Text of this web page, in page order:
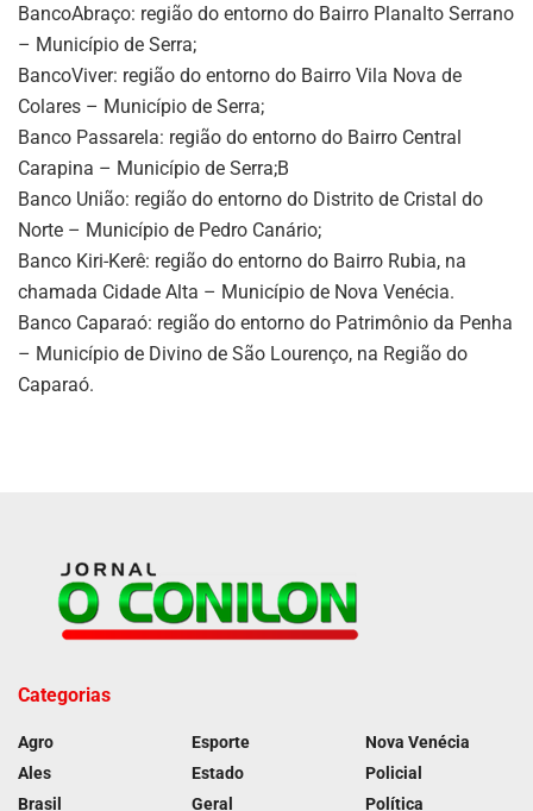
BancoAbraço: região do entorno do Bairro Planalto Serrano
– Município de Serra;
BancoViver: região do entorno do Bairro Vila Nova de
Colares – Município de Serra;
Banco Passarela: região do entorno do Bairro Central
Carapina – Município de Serra;B
Banco União: região do entorno do Distrito de Cristal do
Norte – Município de Pedro Canário;
Banco Kiri-Kerê: região do entorno do Bairro Rubia, na
chamada Cidade Alta – Município de Nova Venécia.
Banco Caparaó: região do entorno do Patrimônio da Penha
– Município de Divino de São Lourenço, na Região do
Caparaó.
Categorias
Agro
Ales
Brasil
Esporte
Estado
Geral
Nova Venécia
Policial
Política